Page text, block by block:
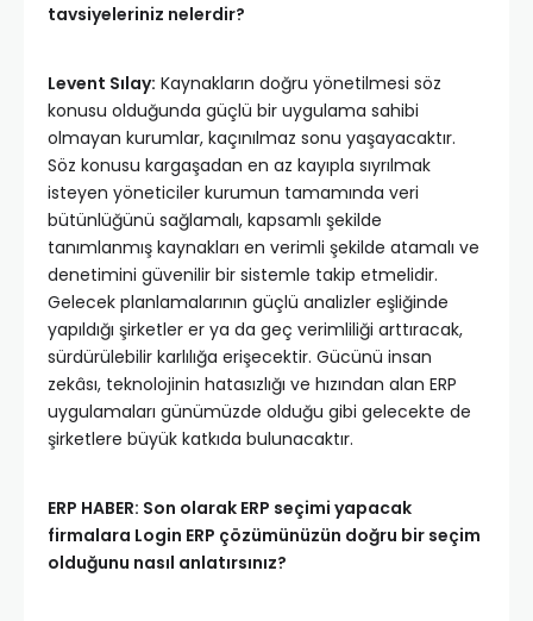
tavsiyeleriniz nelerdir?
Levent Sılay: Kaynakların doğru yönetilmesi söz
konusu olduğunda güçlü bir uygulama sahibi
olmayan kurumlar, kaçınılmaz sonu yaşayacaktır.
Söz konusu kargaşadan en az kayıpla sıyrılmak
isteyen yöneticiler kurumun tamamında veri
bütünlüğünü sağlamalı, kapsamlı şekilde
tanımlanmış kaynakları en verimli şekilde atamalı ve
denetimini güvenilir bir sistemle takip etmelidir.
Gelecek planlamalarının güçlü analizler eşliğinde
yapıldığı şirketler er ya da geç verimliliği arttıracak,
sürdürülebilir karlılığa erişecektir. Gücünü insan
zekâsı, teknolojinin hatasızlığı ve hızından alan ERP
uygulamaları günümüzde olduğu gibi gelecekte de
şirketlere büyük katkıda bulunacaktır.
ERP HABER: Son olarak ERP seçimi yapacak
firmalara Login ERP çözümünüzün doğru bir seçim
olduğunu nasıl anlatırsınız?